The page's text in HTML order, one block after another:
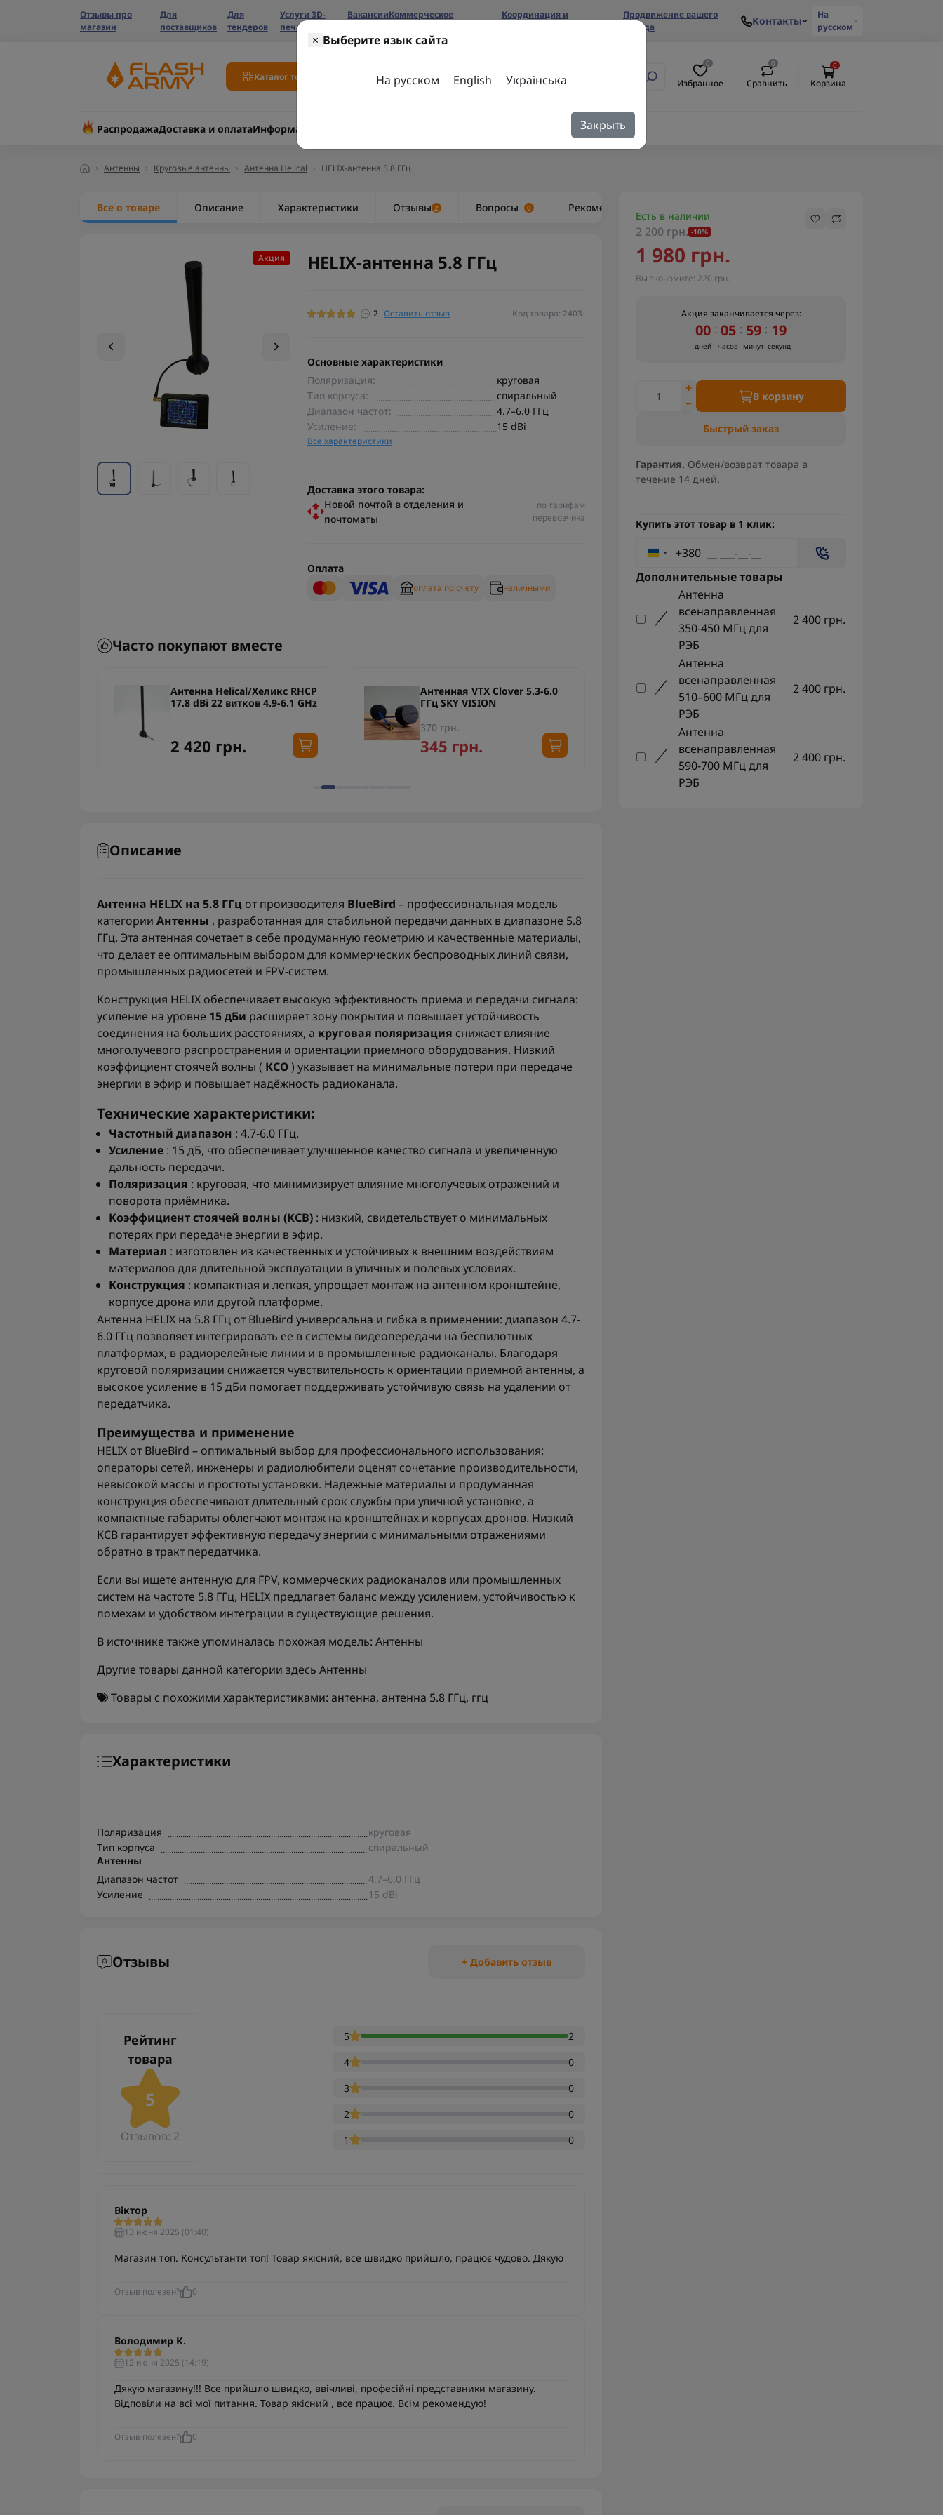
Отзывы про
магазин
Для
поставщиков
Для
тендеров
Услуги 3D-
печати
ВакансииКоммерческое
Координация и
Продвижение вашего
бренда
Контакты
На
русском
Каталог товаров
0
Избранное
0
Сравнить
0
Корзина
РаспродажаДоставка и оплатаИнформация
Антенны Круговые антенны Антенна Helical HELIX-антенна 5.8 ГГц
× Выберите язык сайта
На русском English Українська
Закрыть
Все о товаре Описание Характеристики Отзывы 2 Вопросы 0 Рекомендуем
Акция HELIX-антенна 5.8 ГГц
2 Оставить отзыв Код товара: 2403-
Есть в наличии
2 200 грн. -10%
1 980 грн.
Вы экономите: 220 грн.
Акция заканчивается через:
00
дней
: 05
часов
: 59
минут
: 18
секунд
В корзину
Быстрый заказ
Гарантия. Обмен/возврат товара в
течение 14 дней.
Купить этот товар в 1 клик:
+380
Дополнительные товары
Антенна
всенаправленная
350-450 МГц для
РЭБ
2 400 грн.
Антенна
всенаправленная
510–600 МГц для
РЭБ
2 400 грн.
Антенна
всенаправленная
590-700 МГц для
РЭБ
2 400 грн.
Основные характеристики
Поляризация:
круговая
Тип корпуса:
спиральный
Диапазон частот:
4.7–6.0 ГГц
Усиление:
15 dBi
Все характеристики
Доставка этого товара:
Новой почтой в отделения и
почтоматы
по тарифам
перевозчика
Оплата
оплата по счету наличными
Часто покупают вместе
Антенна Helical/Хеликс RHCP
17.8 dBi 22 витков 4.9-6.1 GHz
2 420 грн.
Антенная VTX Clover 5.3-6.0
ГГц SKY VISION
370 грн.
345 грн.
Пигтейл RG402 20см (SMA)
275 грн.
Описание
Антенна HELIX на 5.8 ГГцот производителя BlueBird – профессиональная модель
категории Антенны , разработанная для стабильной передачи данных в диапазоне 5.8
ГГц. Эта антенная сочетает в себе продуманную геометрию и качественные материалы,
что делает ее оптимальным выбором для коммерческих беспроводных линий связи,
промышленных радиосетей и FPV-систем.
Конструкция HELIX обеспечивает высокую эффективность приема и передачи сигнала:
усиление на уровне 15 дБи расширяет зону покрытия и повышает устойчивость
соединения на больших расстояниях, а круговая поляризация снижает влияние
многолучевого распространения и ориентации приемного оборудования. Низкий
коэффициент стоячей волны ( КСО ) указывает на минимальные потери при передаче
энергии в эфир и повышает надёжность радиоканала.
Технические характеристики:
Частотный диапазон : 4.7-6.0 ГГц.
Усиление : 15 дБ, что обеспечивает улучшенное качество сигнала и увеличенную
дальность передачи.
Поляризация : круговая, что минимизирует влияние многолучевых отражений и
поворота приёмника.
Коэффициент стоячей волны (КСВ) : низкий, свидетельствует о минимальных
потерях при передаче энергии в эфир.
Материал : изготовлен из качественных и устойчивых к внешним воздействиям
материалов для длительной эксплуатации в уличных и полевых условиях.
Конструкция : компактная и легкая, упрощает монтаж на антенном кронштейне,
корпусе дрона или другой платформе.
Антенна HELIX на 5.8 ГГц от BlueBird универсальна и гибка в применении: диапазон 4.7-
6.0 ГГц позволяет интегрировать ее в системы видеопередачи на беспилотных
платформах, в радиорелейные линии и в промышленные радиоканалы. Благодаря
круговой поляризации снижается чувствительность к ориентации приемной антенны, а
высокое усиление в 15 дБи помогает поддерживать устойчивую связь на удалении от
передатчика.
Преимущества и применение
HELIX от BlueBird – оптимальный выбор для профессионального использования:
операторы сетей, инженеры и радиолюбители оценят сочетание производительности,
невысокой массы и простоты установки. Надежные материалы и продуманная
конструкция обеспечивают длительный срок службы при уличной установке, а
компактные габариты облегчают монтаж на кронштейнах и корпусах дронов. Низкий
КСВ гарантирует эффективную передачу энергии с минимальными отражениями
обратно в тракт передатчика.
Если вы ищете антенную для FPV, коммерческих радиоканалов или промышленных
систем на частоте 5.8 ГГц, HELIX предлагает баланс между усилением, устойчивостью к
помехам и удобством интеграции в существующие решения.
В источнике также упоминалась похожая модель: Антенны
Другие товары данной категории здесь Антенны
Товары с похожими характеристиками: антенна, антенна 5.8 ГГц, ггц
Характеристики
Поляризация
круговая
Тип корпуса
спиральный
Антенны
Диапазон частот
4.7–6.0 ГГц
Усиление
15 dBi
Отзывы + Добавить отзыв
Рейтинг
товара
5
Отзывов: 2
5
2
4
0
3
0
2
0
1
0
Віктор
13 июня 2025 (01:40)
Магазин топ. Консультанти топ! Товар якісний, все швидко прийшло, працює чудово. Дякую
Отзыв полезен? 0
Володимир К.
12 июня 2025 (14:19)
Дякую магазину!!! Все прийшло швидко, ввічливі, професійні представники магазину.
Відповіли на всі мої питання. Товар якісний , все працює. Всім рекомендую!
Отзыв полезен? 0